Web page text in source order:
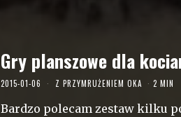
Gry planszowe dla
2015-01-06 Z PRZYMRUŻENIEM OKA 2 MIN
Bardzo polecam zestaw kilku